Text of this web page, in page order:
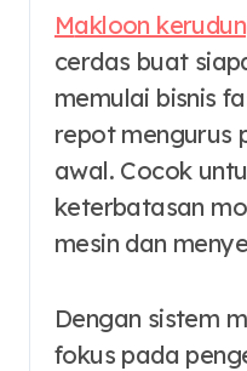
Makloon
cerdas buat
memulai bisnis
repot mengurus
awal. Cocok
keterbatasan
mesin dan
Dengan sistem
fokus pada